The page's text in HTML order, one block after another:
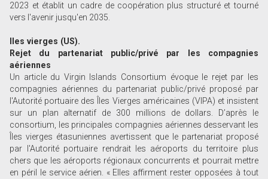
2023 et établit un cadre de coopération plus structuré et tourné
vers l'avenir jusqu'en 2035.
Iles vierges (US).
Rejet du partenariat public/privé par les compagnies
aériennes
Un article du Virgin Islands Consortium évoque le rejet par les
compagnies aériennes du partenariat public/privé proposé par
l'Autorité portuaire des Îles Vierges américaines (VIPA) et insistent
sur un plan alternatif de 300 millions de dollars. D’après le
consortium, les principales compagnies aériennes desservant les
Îles vierges étasuniennes avertissent que le partenariat proposé
par l'Autorité portuaire rendrait les aéroports du territoire plus
chers que les aéroports régionaux concurrents et pourrait mettre
en péril le service aérien. « Elles affirment rester opposées à tout